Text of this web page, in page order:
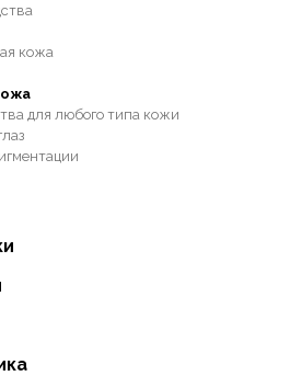
кожа
для любого типа кожи